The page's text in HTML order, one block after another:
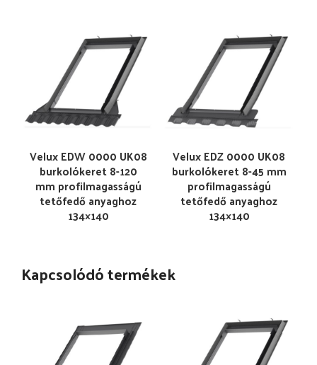
Velux EDW 0000 UK08
burkolókeret 8-120
mm profilmagasságú
tetőfedő anyaghoz
134×140
Velux EDZ 0000 UK08
burkolókeret 8-45 mm
profilmagasságú
tetőfedő anyaghoz
134×140
Kapcsolódó termékek